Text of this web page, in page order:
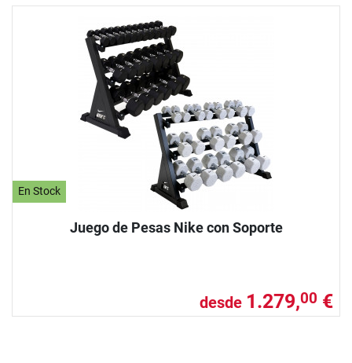
En Stock
Juego de Pesas Nike con Soporte
desde 1.279,00 €